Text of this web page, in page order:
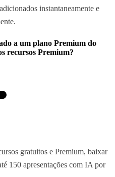
instantaneamente e
a um plano Premium do
recursos Premium?
gratuitos e Premium, baixar
150 apresentações com IA por